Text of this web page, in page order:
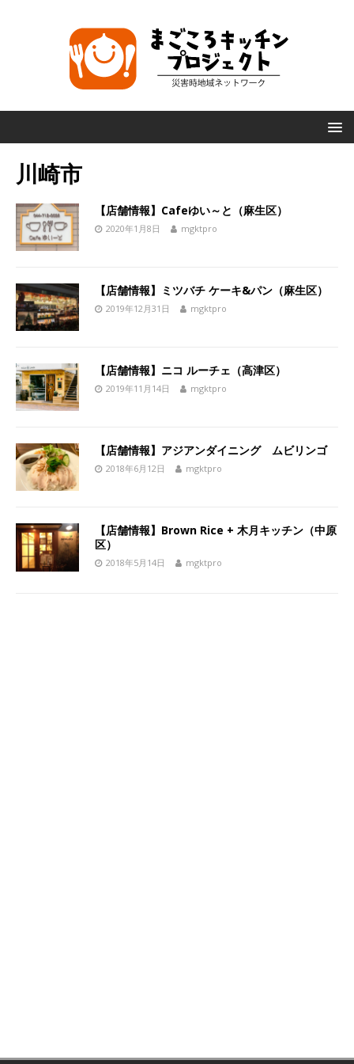
川崎市
【店舗情報】Cafeゆい～と（麻生区）
2020年1月8日 mgktpro
【店舗情報】ミツバチ ケーキ&パン（麻生区）
2019年12月31日 mgktpro
【店舗情報】ニコ ルーチェ（高津区）
2019年11月14日 mgktpro
【店舗情報】アジアンダイニング ムビリンゴ
2018年6月12日 mgktpro
【店舗情報】Brown Rice + 木月キッチン（中原
区）
2018年5月14日 mgktpro